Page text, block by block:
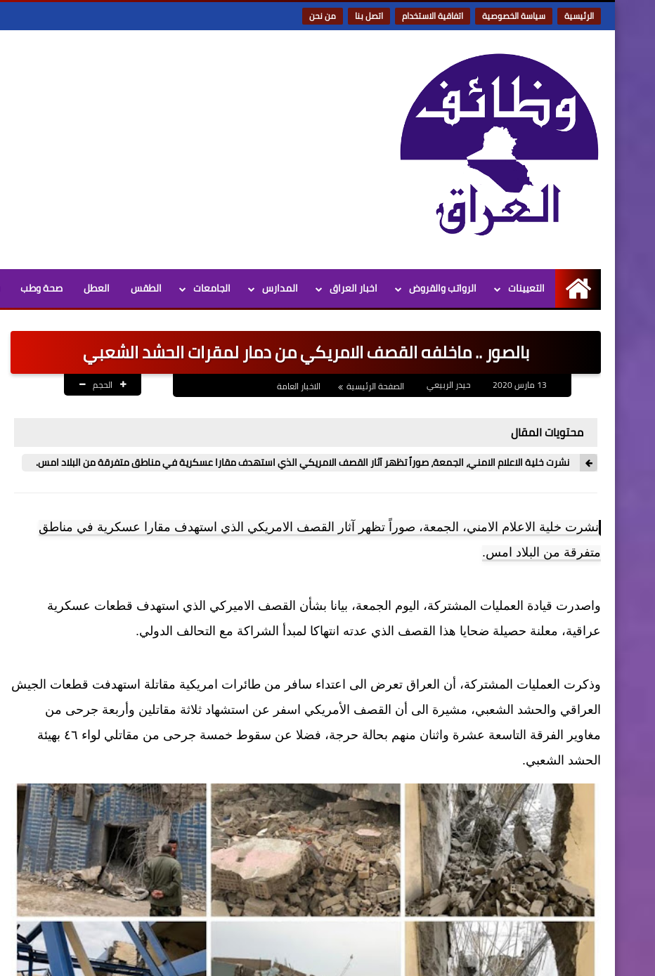
الرئيسية سياسة الخصوصية اتفاقية الاستخدام اتصل بنا من نحن
الرئيسية
التعيينات الرواتب والقروض اخبار العراق المدارس الجامعات الطقس العطل صحة وطب
بالصور .. ماخلفه القصف الامريكي من دمار لمقرات الحشد الشعبي
حيدر الربيعي الصفحة الرئيسية الاخبار العامة الحجم
محتويات المقال
نشرت خلية الاعلام الامني، الجمعة، صوراً تظهر آثار القصف الامريكي الذي استهدف مقارا عسكرية في مناطق متفرقة من البلاد امس.
نشرت خلية الاعلام الامني، الجمعة، صوراً تظهر آثار القصف الامريكي الذي استهدف مقارا عسكرية في مناطق
متفرقة من البلاد امس.
واصدرت قيادة العمليات المشتركة، اليوم الجمعة، بيانا بشأن القصف الاميركي الذي استهدف قطعات عسكرية
عراقية، معلنة حصيلة ضحايا هذا القصف الذي عدته انتهاكا لمبدأ الشراكة مع التحالف الدولي.
وذكرت العمليات المشتركة، أن العراق تعرض الى اعتداء سافر من طائرات امريكية مقاتلة استهدفت قطعات الجيش
العراقي والحشد الشعبي، مشيرة الى أن القصف الأمريكي اسفر عن استشهاد ثلاثة مقاتلين وأربعة جرحى من
مغاوير الفرقة التاسعة عشرة واثنان منهم بحالة حرجة، فضلا عن سقوط خمسة جرحى من مقاتلي لواء ٤٦ بهيئة
الحشد الشعبي.